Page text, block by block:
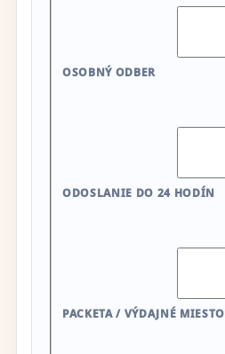
OSOBNÝ ODBER
ODOSLANIE DO 24 HODÍN
PACKETA / VÝDAJNÉ MIESTO